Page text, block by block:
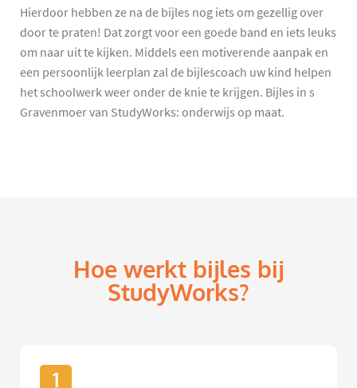
Hierdoor hebben ze na de bijles nog iets om gezellig over
door te praten! Dat zorgt voor een goede band en iets leuks
om naar uit te kijken. Middels een motiverende aanpak en
een persoonlijk leerplan zal de bijlescoach uw kind helpen
het schoolwerk weer onder de knie te krijgen. Bijles in s
Gravenmoer van StudyWorks: onderwijs op maat.
Hoe werkt bijles bij
StudyWorks?
1